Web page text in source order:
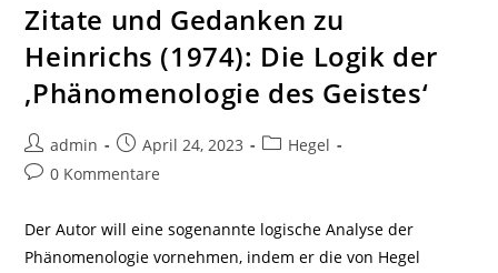
Hegels
Der
Logik
–
Ein
Dialogischer
Kommentar
Zitate und Gedanken zu
Heinrichs (1974): Die Logik der
‚Phänomenologie des Geistes‘
Beitrags-
Autor:
admin
Beitrag
veröffentlicht:
April 24, 2023
Beitrags-
Hegel
Beitrags-
0 Kommentare
Der Autor will eine sogenannte logische Analyse der
Phänomenologie vornehmen, indem er die von Hegel